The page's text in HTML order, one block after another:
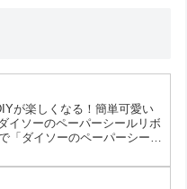
が楽しくなる！簡単可愛い
イソーのペーパーシールリボ
「ダイソーのペーパーシール
、手軽に使えるところが人
ソーのペーパーシールリボ